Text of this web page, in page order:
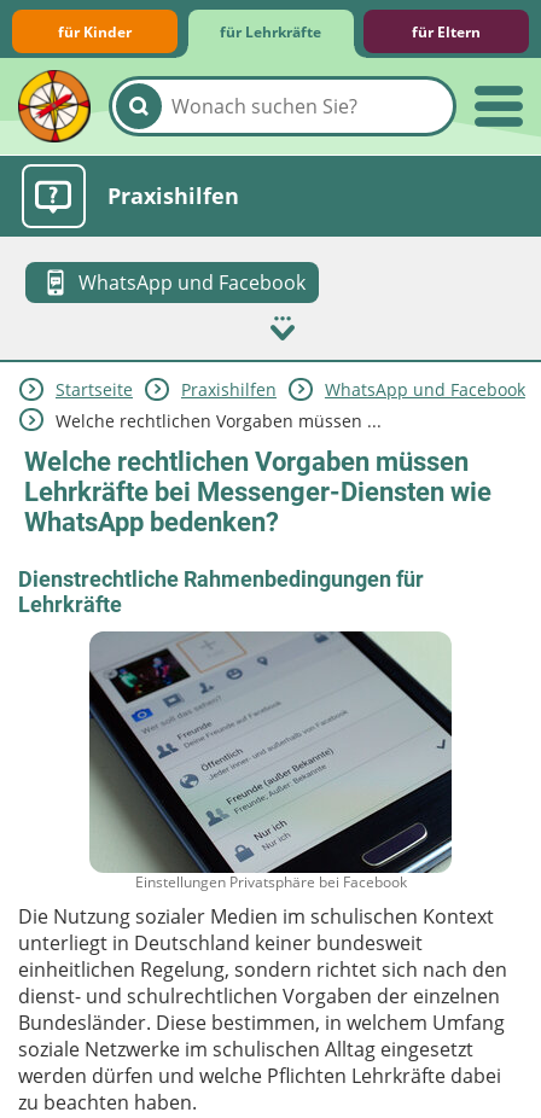
für Kinder für Lehrkräfte für Eltern
Lernmodule
Unterrichts­materialien
Internet-ABC-Schule
Praxishilfen
WhatsApp und Facebook
Aktuelles
Startseite Praxishilfen
WhatsApp und Facebook
Welche rechtlichen Vorgaben müssen ...
Welche rechtlichen Vorgaben müssen
Lehrkräfte bei Messenger-Diensten wie
WhatsApp bedenken?
Dienstrechtliche Rahmenbedingungen für
Lehrkräfte
Einstellungen Privatsphäre bei Facebook
Die Nutzung sozialer Medien im schulischen Kontext
unterliegt in Deutschland keiner bundesweit
einheitlichen Regelung, sondern richtet sich nach den
dienst- und schulrechtlichen Vorgaben der einzelnen
Bundesländer. Diese bestimmen, in welchem Umfang
soziale Netzwerke im schulischen Alltag eingesetzt
werden dürfen und welche Pflichten Lehrkräfte dabei
zu beachten haben.